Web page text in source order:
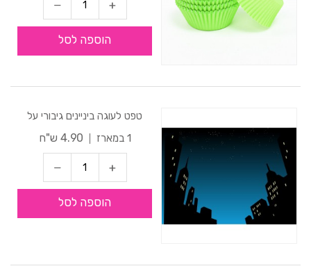
הוספה לסל
טפט לעוגה ביניינים גיבורי על
1 במארז
4.90 ש"ח
הוספה לסל